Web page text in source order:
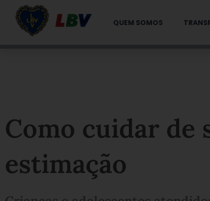
QUEM SOMOS
Como cuidar de
estimação